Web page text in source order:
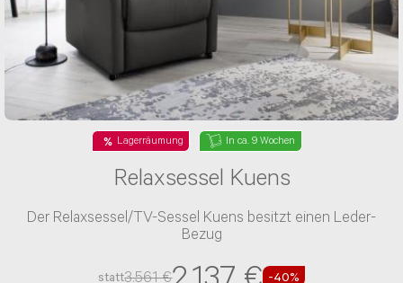
Lagerräumung In ca. 9 Wochen
Relaxsessel Kuens
Der Relaxsessel/TV-Sessel Kuens besitzt einen Leder-
Bezug
statt3.561 € -40%